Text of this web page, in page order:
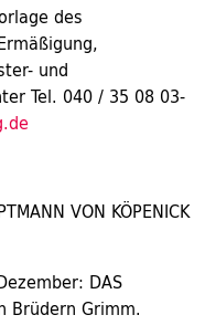
des
und
Tel. 040 / 35 08 03-
VON KÖPENICK
DAS
Brüdern Grimm.